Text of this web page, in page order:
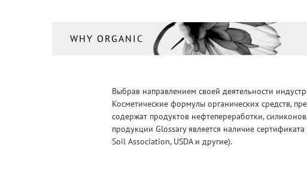
WHY ORGANIC
Выбрав направлением своей деятельности
Косметические формулы органических средств,
содержат продуктов нефтепереработки,
продукции Glossary является наличие
Soil Association, USDA и другие).